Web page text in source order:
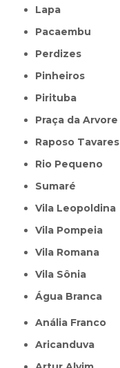
Lapa
Pacaembu
Perdizes
Pinheiros
Pirituba
Praça da Arvore
Raposo Tavares
Rio Pequeno
Sumaré
Vila Leopoldina
Vila Pompeia
Vila Romana
Vila Sônia
Água Branca
Anália Franco
Aricanduva